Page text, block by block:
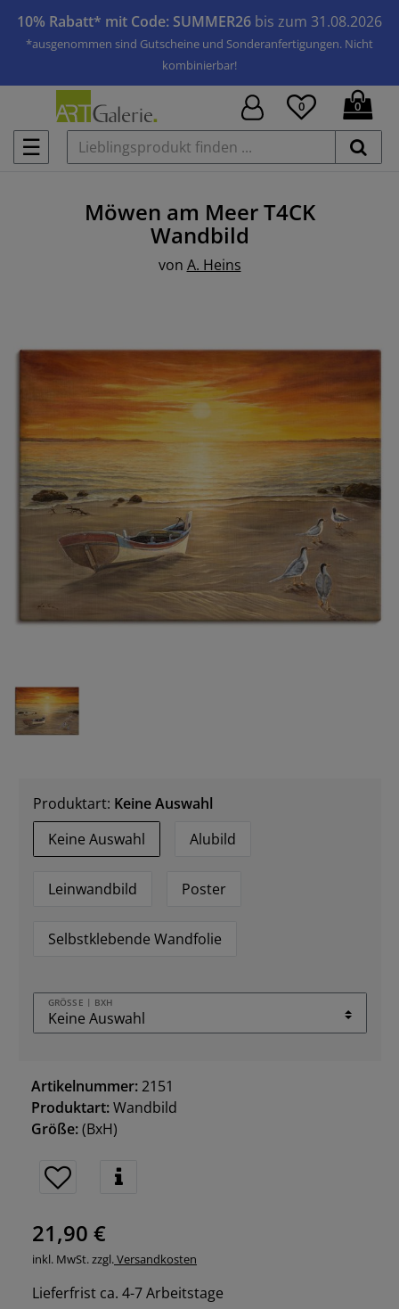
10% Rabatt* mit Code: SUMMER26 bis zum 31.08.2026
*ausgenommen sind Gutscheine und Sonderanfertigungen. Nicht
kombinierbar!
☰
0 0
Möwen am Meer T4CK
Wandbild
von A. Heins
Produktart: Keine Auswahl
Keine Auswahl
Alubild
Leinwandbild Poster
Selbstklebende Wandfolie
GRÖSSE | BXH
Artikelnummer:2151
Produktart:Wandbild
Größe:(BxH)
21,90 €
inkl. MwSt. zzgl.Versandkosten
Lieferfrist ca. 4-7 Arbeitstage